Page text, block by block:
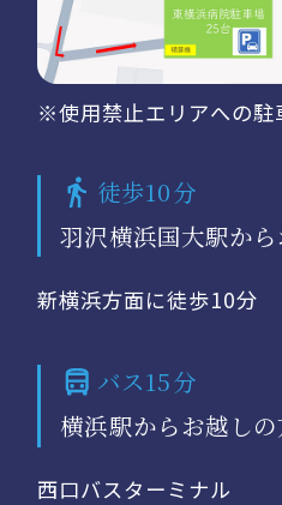
※使用禁止エリアへの駐
徒歩10分
羽沢横浜国大駅か
新横浜方面に徒歩10分
バス15分
横浜駅からお越し
西口バスターミナル